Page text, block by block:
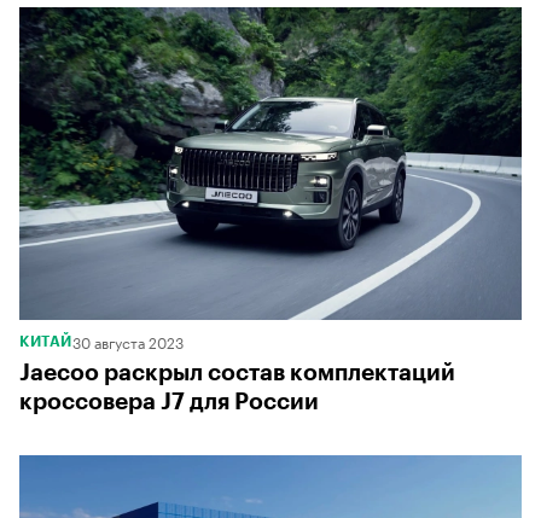
00:00 / 00:00
КИТАЙ 30 августа 2023
Jaecoo раскрыл состав комплектаций
кроссовера J7 для России